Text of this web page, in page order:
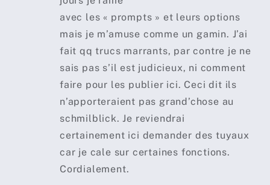
avec les « prompts » et leurs options
mais je m’amuse comme un gamin. J’ai
fait qq trucs marrants, par contre je ne
sais pas s’il est judicieux, ni comment
faire pour les publier ici. Ceci dit ils
n’apporteraient pas grand’chose au
schmilblick. Je reviendrai
certainement ici demander des tuyaux
car je cale sur certaines fonctions.
Cordialement.